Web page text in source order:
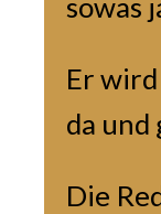
Er
da und
Die